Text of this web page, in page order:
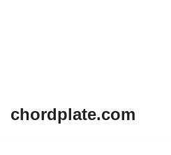
chordplate.com